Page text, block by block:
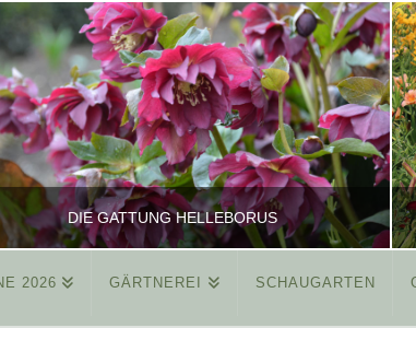
DIE GATTUNG HELLEBORUS
REINHARD
2026 GÄRTNEREI SCHAUGARTEN